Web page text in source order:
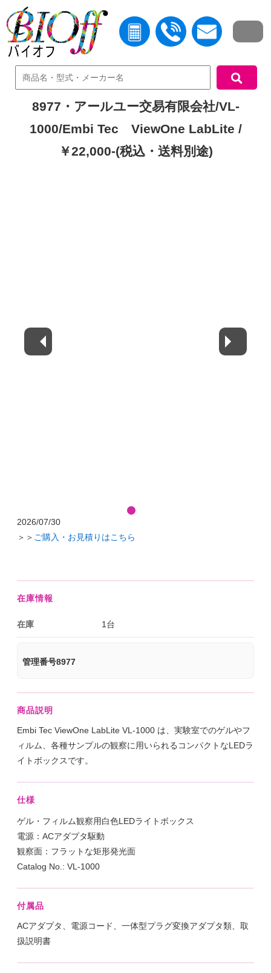
中古機器検索
8977・アールユー交易有限会社/VL-
1000/Embi Tec ViewOne LabLite /
￥22,000-(税込・送料別途)
2026/07/30
＞＞ ご購入・お見積りはこちら
在庫情報
在庫 1台
管理番号8977
商品説明
Embi Tec ViewOne LabLite VL-1000 は、実験室でのゲルやフ
ィルム、各種サンプルの観察に用いられるコンパクトなLEDラ
イトボックスです。
仕様
ゲル・フィルム観察用白色LEDライトボックス
電源：ACアダプタ駆動
観察面：フラットな矩形発光面
Catalog No.: VL-1000
付属品
ACアダプタ、電源コード、一体型プラグ変換アダプタ類、取
扱説明書